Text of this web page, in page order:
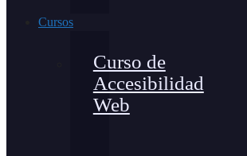
Cursos
Curso de
Accesibilidad
Web